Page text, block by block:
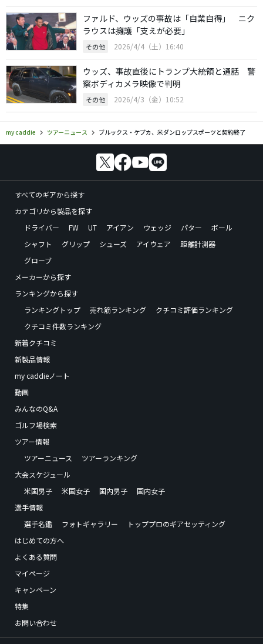
ファルド、ウッズの事故は「自業自得」 ニク
ラウスは擁護「支えが必要」
その他 2026/4/4（土）16:40
ウッズ、事故直後にトランプ大統領と通話 警
察ボディカメラ映像で判明
その他 2026/4/3（金）10:52
my caddie ツアーニュース ブルックス・ケプカ、米ダンロップスポーツと契約終了
すべてのギアから探す
カテゴリから製品を探す
ドライバー
FW UT アイアン ウェッジ パター
ボール
シャフト
グリップ シューズ アイウェア
距離計測器
グローブ
メーカーから探す
ランキングから探す
ランキングトップ
売れ筋ランキング
クチコミ評価ランキング
クチコミ件数ランキング
新着クチコミ
新製品情報
my caddieノート
動画
みんなのQ&A
ゴルフ場検索
ツアー情報
ツアーニュース
ツアーランキング
大会スケジュール
米国男子
米国女子 国内男子
国内女子
選手情報
選手名鑑
フォトギャラリー
トッププロのギアセッティング
はじめての方へ
よくある質問
マイページ
キャンペーン
特集
お問い合わせ